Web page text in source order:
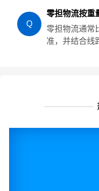
Q
零担物流按重
零担物流通常
准，并结合线